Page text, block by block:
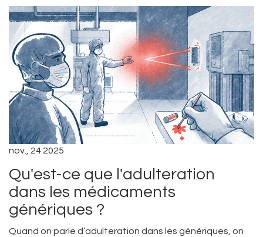
nov., 24 2025
Qu'est-ce que l'adulteration
dans les médicaments
génériques ?
Quand on parle d’adulteration dans les génériques, on